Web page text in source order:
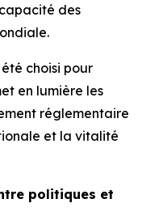
des
choisi pour
en lumière les
réglementaire
et la vitalité
politiques et